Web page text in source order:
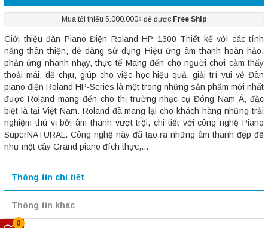
Mua tối thiểu 5.000.000₫ để được Free Ship
Giới thiệu đàn Piano Điện Roland HP 1300 Thiết kế với các tính
năng thân thiện, dễ dàng sử dụng Hiệu ứng âm thanh hoàn hảo,
phản ứng nhanh nhạy, thực tế Mang đến cho người chơi cảm thấy
thoải mái, dễ chịu, giúp cho việc học hiệu quả, giải trí vui vẻ Đàn
piano điện Roland HP-Series là một trong những sản phẩm mới nhất
được Roland mang đến cho thị trường nhạc cụ Đông Nam Á, đặc
biệt là tại Việt Nam. Roland đã mang lại cho khách hàng những trải
nghiệm thú vị bởi âm thanh vượt trội, chi tiết với công nghệ Piano
SuperNATURAL. Công nghệ này đã tạo ra những âm thanh đẹp đẽ
như một cây Grand piano đích thực,...
Thông tin chi tiết
Thông tin khác
0